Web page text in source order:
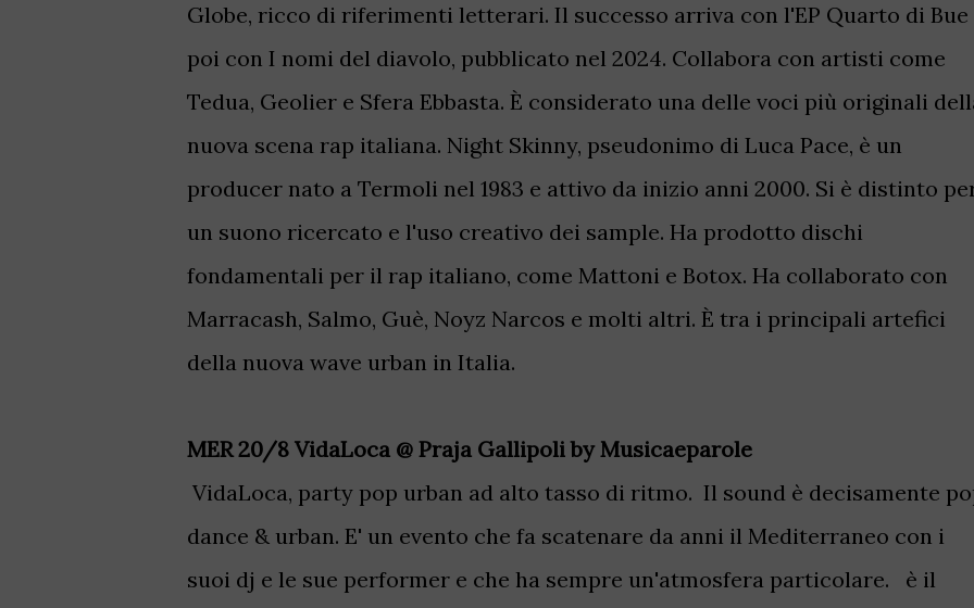
Globe, ricco di riferimenti letterari. Il successo arriva con l'EP Quarto di Bue
poi con I nomi del diavolo, pubblicato nel 2024. Collabora con artisti come
Tedua, Geolier e Sfera Ebbasta. È considerato una delle voci più originali
nuova scena rap italiana. Night Skinny, pseudonimo di Luca Pace, è un
producer nato a Termoli nel 1983 e attivo da inizio anni 2000. Si è distinto
un suono ricercato e l'uso creativo dei sample. Ha prodotto dischi
fondamentali per il rap italiano, come Mattoni e Botox. Ha collaborato con
Marracash, Salmo, Guè, Noyz Narcos e molti altri. È tra i principali artefici
della nuova wave urban in Italia.
MER 20/8 VidaLoca @ Praja Gallipoli by Musicaeparole
VidaLoca, party pop urban ad alto tasso di ritmo. Il sound è decisamente
dance & urban. E' un evento che fa scatenare da anni il Mediterraneo con i
suoi dj e le sue performer e che ha sempre un'atmosfera particolare. è il